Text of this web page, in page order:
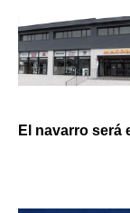
El navarro será